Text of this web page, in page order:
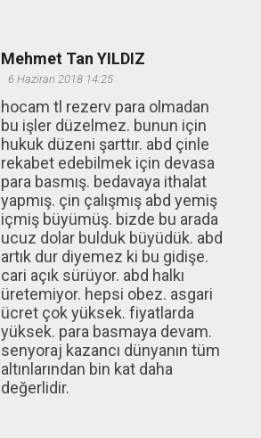
Mehmet Tan YILDIZ
6 Haziran 2018 14:25
hocam tl rezerv para olmadan
bu işler düzelmez. bunun için
hukuk düzeni şarttır. abd çinle
rekabet edebilmek için devasa
para basmış. bedavaya ithalat
yapmış. çin çalışmış abd yemiş
içmiş büyümüş. bizde bu arada
ucuz dolar bulduk büyüdük. abd
artık dur diyemez ki bu gidişe.
cari açık sürüyor. abd halkı
üretemiyor. hepsi obez. asgari
ücret çok yüksek. fiyatlarda
yüksek. para basmaya devam.
senyoraj kazancı dünyanın tüm
altınlarından bin kat daha
değerlidir.